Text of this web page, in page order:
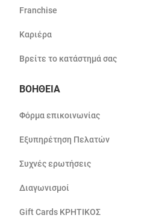
Franchise
Καριέρα
Βρείτε το κατάστημά σας
ΒΟΗΘΕΙΑ
Φόρμα επικοινωνίας
Εξυπηρέτηση Πελατών
Συχνές ερωτήσεις
Διαγωνισμοί
Gift Cards ΚΡΗΤΙΚΟΣ